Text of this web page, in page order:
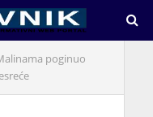
poginuo